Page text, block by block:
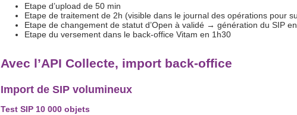
Etape d’upload de 50 min
Etape de traitement de 2h (visible dans le journal des opérations pour
Etape de changement de statut d’Open à validé → génération du SIP
Etape du versement dans le back-office Vitam en 1h30
Avec l’API Collecte, import back-office
Import de SIP volumineux
Test SIP 10 000 objets